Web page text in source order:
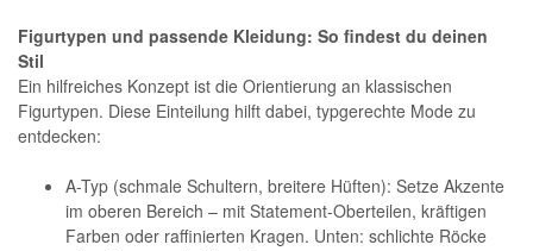
Figurtypen und passende Kleidung: So findest du deinen
Stil
Ein hilfreiches Konzept ist die Orientierung an klassischen
Figurtypen. Diese Einteilung hilft dabei, typgerechte Mode zu
entdecken:
A-Typ (schmale Schultern, breitere Hüften): Setze Akzente
im oberen Bereich – mit Statement-Oberteilen, kräftigen
Farben oder raffinierten Kragen. Unten: schlichte Röcke